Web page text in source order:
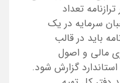
تعداد
سرمایه در یک
باید در قالب
مالی و اصول
گزارش شود.